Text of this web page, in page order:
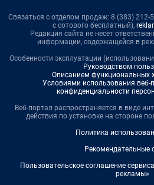
Связаться с отделом продаж: 8 (383) 212-
с сотового бесплатный),
Редакция сайта не несет
информации, содержащейся в
Особенности эксплуатации
Руководством
Описанием функциональных
Условиями использования веб-
конфиденциальности
Веб-портал распространяется в виде
действия по установке на стороне
Политика
Рекомендательные
Пользовательское соглашение
рекламы»